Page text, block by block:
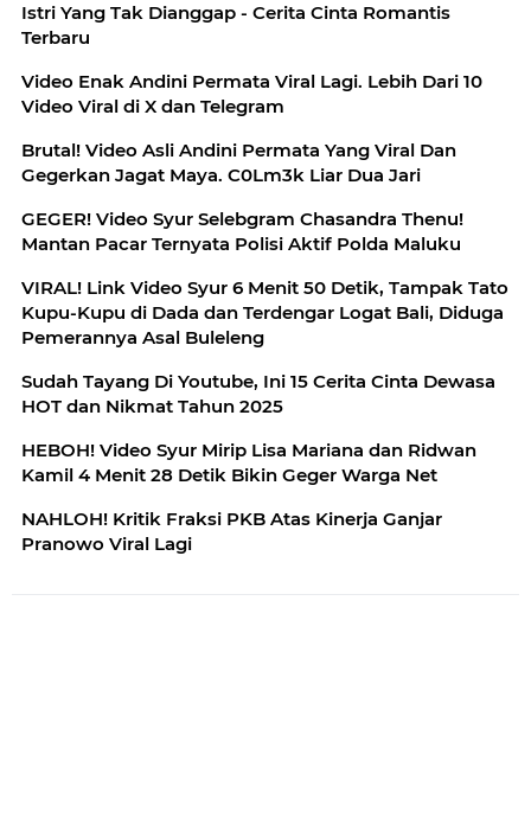
Istri Yang Tak Dianggap - Cerita Cinta Romantis
Terbaru
Video Enak Andini Permata Viral Lagi. Lebih Dari 10
Video Viral di X dan Telegram
Brutal! Video Asli Andini Permata Yang Viral Dan
Gegerkan Jagat Maya. C0Lm3k Liar Dua Jari
GEGER! Video Syur Selebgram Chasandra Thenu!
Mantan Pacar Ternyata Polisi Aktif Polda Maluku
VIRAL! Link Video Syur 6 Menit 50 Detik, Tampak Tato
Kupu-Kupu di Dada dan Terdengar Logat Bali, Diduga
Pemerannya Asal Buleleng
Sudah Tayang Di Youtube, Ini 15 Cerita Cinta Dewasa
HOT dan Nikmat Tahun 2025
HEBOH! Video Syur Mirip Lisa Mariana dan Ridwan
Kamil 4 Menit 28 Detik Bikin Geger Warga Net
NAHLOH! Kritik Fraksi PKB Atas Kinerja Ganjar
Pranowo Viral Lagi